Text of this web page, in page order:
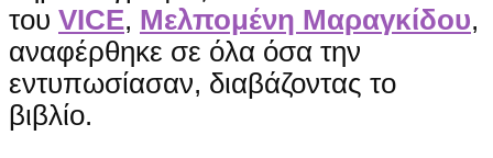
του VICE, Μελπομένη Μαραγκίδου,
αναφέρθηκε σε όλα όσα την
εντυπωσίασαν, διαβάζοντας το
βιβλίο.